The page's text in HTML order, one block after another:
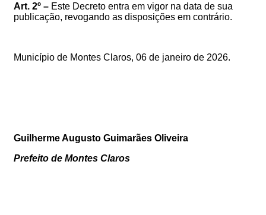
Art. 2º – Este Decreto entra em vigor na data de sua
publicação, revogando as disposições em contrário.
Município de Montes Claros, 06 de janeiro de 2026.
Guilherme Augusto Guimarães Oliveira
Prefeito de Montes Claros